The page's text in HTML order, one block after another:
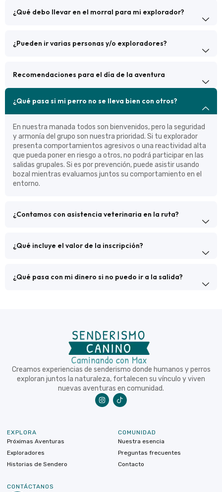
¿Qué debo llevar en el morral para mi explorador?
¿Pueden ir varias personas y/o exploradores?
Recomendaciones para el día de la aventura
¿Qué pasa si mi perro no se lleva bien con otros?
En nuestra manada todos son bienvenidos, pero la seguridad
y armonía del grupo son nuestra prioridad. Si tu explorador
presenta comportamientos agresivos o una reactividad alta
que pueda poner en riesgo a otros, no podrá participar en las
salidas grupales. Si es por prevención, puede asistir usando
bozal mientras evaluamos juntos su comportamiento en el
entorno.
¿Contamos con asistencia veterinaria en la ruta?
¿Qué incluye el valor de la inscripción?
¿Qué pasa con mi dinero si no puedo ir a la salida?
Creamos experiencias de senderismo donde humanos y perros
exploran juntos la naturaleza, fortalecen su vínculo y viven
nuevas aventuras en comunidad.
EXPLORA
Próximas Aventuras
Exploradores
Historias de Sendero
COMUNIDAD
Nuestra esencia
Preguntas frecuentes
Contacto
CONTÁCTANOS